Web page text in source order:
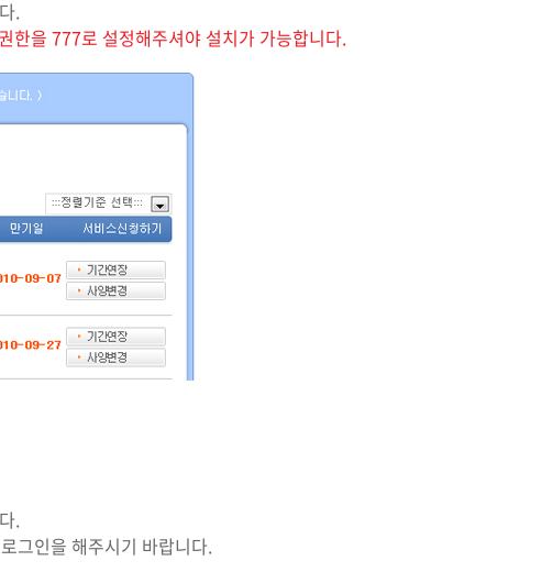
.
을 777로 설정해주셔야 설치가 가능합니다.
.
인을 해주시기 바랍니다.